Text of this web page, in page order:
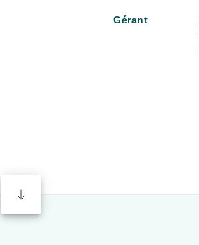
Gérant